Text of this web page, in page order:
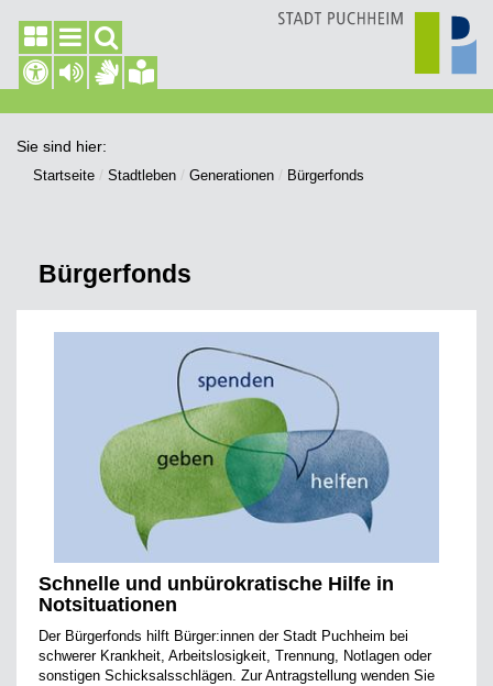
Sie sind hier:
Startseite Stadtleben Generationen Bürgerfonds
Bürgerfonds
Schnelle und unbürokratische Hilfe in
Notsituationen
Der Bürgerfonds hilft Bürger:innen der Stadt Puchheim bei
schwerer Krankheit, Arbeitslosigkeit, Trennung, Notlagen oder
sonstigen Schicksalsschlägen. Zur Antragstellung wenden Sie